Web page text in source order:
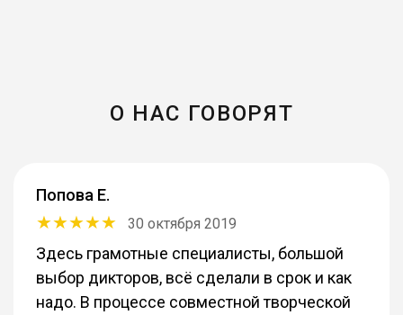
О НАС ГОВОРЯТ
Попова Е.
30 октября 2019
Здесь грамотные специалисты, большой
выбор дикторов, всё сделали в срок и как
надо. В процессе совместной творческой